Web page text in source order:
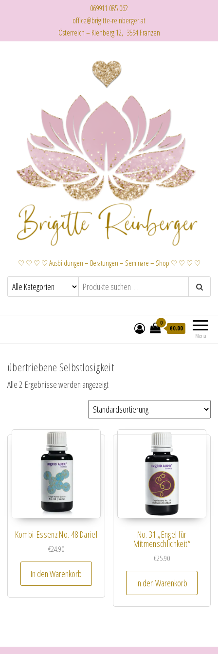
069911 085 062
office@brigitte-reinberger.at
Österreich – Kienberg 12, 3594 Franzen
♡ ♡ ♡ ♡ Ausbildungen – Beratungen – Seminare – Shop ♡ ♡ ♡ ♡
Menü
0
€0.00
übertriebene Selbstlosigkeit
Alle 2 Ergebnisse werden angezeigt
Kombi-Essenz No. 48 Dariel
€24.90
In den Warenkorb
No. 31 „Engel für
Mitmenschlichkeit“
€25.90
In den Warenkorb